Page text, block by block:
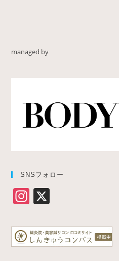
managed by
SNSフォロー
In
a
gr